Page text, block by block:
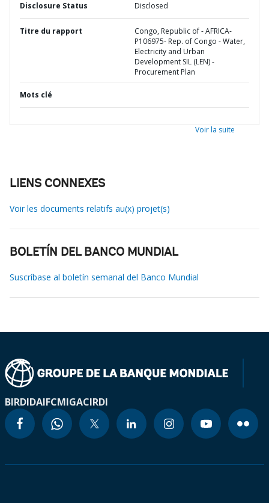
Disclosure Status Disclosed
Titre du rapport
Congo, Republic of - AFRICA-
P106975- Rep. of Congo - Water,
Electricity and Urban
Development SIL (LEN) -
Procurement Plan
Mots clé
Voir la suite
LIENS CONNEXES
Voir les documents relatifs au(x) projet(s)
BOLETÍN DEL BANCO MUNDIAL
Suscríbase al boletín semanal del Banco Mundial
BIRDIDAIFCMIGACIRDI